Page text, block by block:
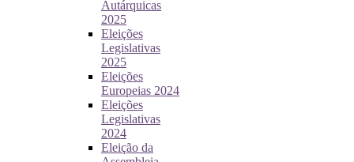
Autárquicas
2025
Eleições
Legislativas
2025
Eleições
Europeias 2024
Eleições
Legislativas
2024
Eleição da